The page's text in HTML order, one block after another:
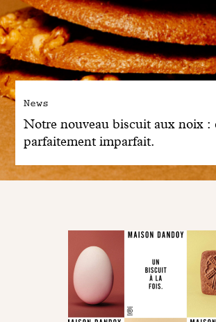
News
Notre nouveau biscuit aux noix :
parfaitement imparfait.